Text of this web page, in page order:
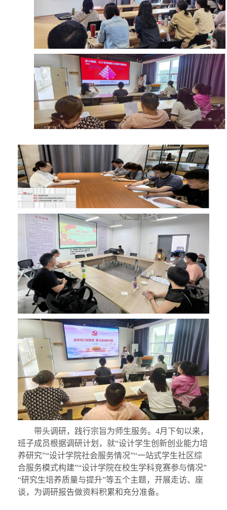
带头调研，践行宗旨为师生服务。 4月下旬以来，
班子成员根据调研计划，就“设计学生创新创业能力培
养研究”“设计学院社会服务情况”“一站式学生社区综
合服务模式构建”“设计学院在校生学科竞赛参与情况”
“研究生培养质量与提升”等五个主题，开展走访、座
谈，为调研报告做资料积累和充分准备。